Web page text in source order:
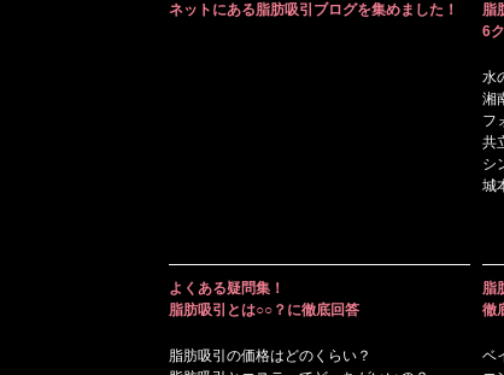
ネットにある脂肪吸引ブログを集めました！
脂
6
水
湘
フ
共
シ
城
よくある疑問集！
脂肪吸引とは○○？に徹底回答
脂肪吸引の価格はどのくらい？
脂
徹
ベ